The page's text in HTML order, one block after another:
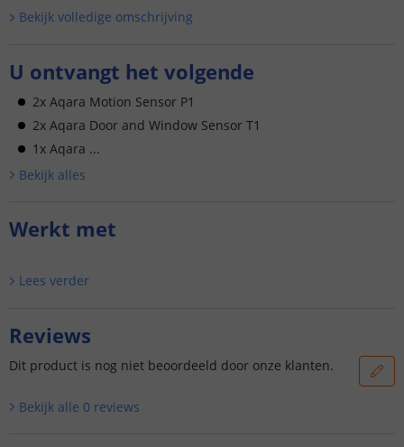
controle via de Aqara-app, die compatibel is met A...
Bekijk volledige omschrijving
U ontvangt het volgende
2x Aqara Motion Sensor P1
2x Aqara Door and Window Sensor T1
1x Aqara ...
Bekijk alles
Werkt met
Lees verder
Reviews
Dit product is nog niet beoordeeld door onze klanten.
Bekijk alle 0 reviews